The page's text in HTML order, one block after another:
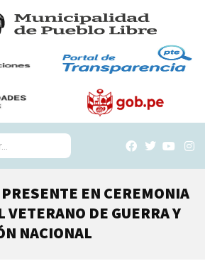
EN CEREMONIA
VETERANO DE GUERRA Y
NACIONAL